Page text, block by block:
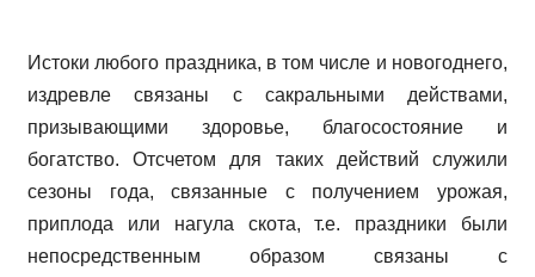
Истоки любого праздника, в том числе и новогоднего,
издревле связаны с сакральными действами,
призывающими здоровье, благосостояние и
богатство. Отсчетом для таких действий служили
сезоны года, связанные с получением урожая,
приплода или нагула скота, т.е. праздники были
непосредственным образом связаны с